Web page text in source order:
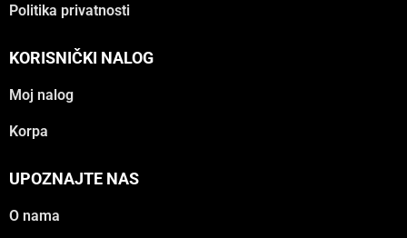
Politika privatnosti
KORISNIČKI NALOG
Moj nalog
Korpa
UPOZNAJTE NAS
O nama